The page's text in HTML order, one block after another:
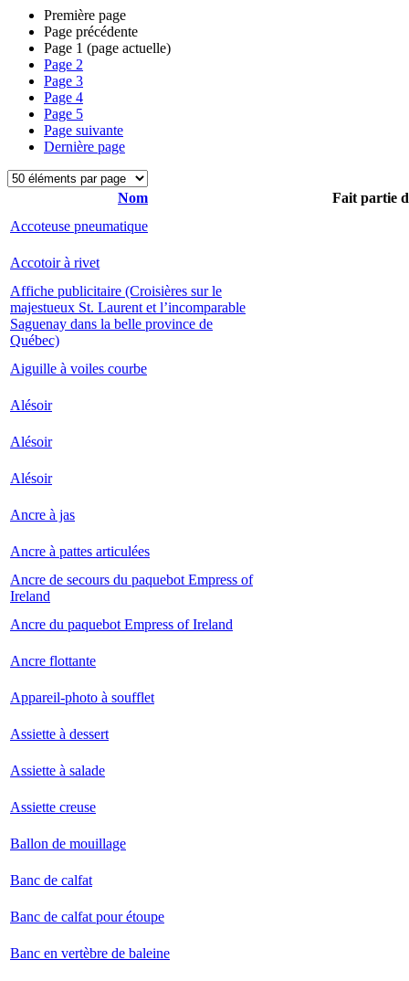
Première page
Page précédente
Page 1 (page actuelle)
Page 2
Page 3
Page 4
Page 5
Page suivante
Dernière page
Nom
Fait partie
Accoteuse pneumatique
Accotoir à rivet
Affiche publicitaire (Croisières sur le
majestueux St. Laurent et l’incomparable
Saguenay dans la belle province de
Québec)
Aiguille à voiles courbe
Alésoir
Alésoir
Alésoir
Ancre à jas
Ancre à pattes articulées
Ancre de secours du paquebot Empress of
Ireland
Ancre du paquebot Empress of Ireland
Ancre flottante
Appareil-photo à soufflet
Assiette à dessert
Assiette à salade
Assiette creuse
Ballon de mouillage
Banc de calfat
Banc de calfat pour étoupe
Banc en vertèbre de baleine